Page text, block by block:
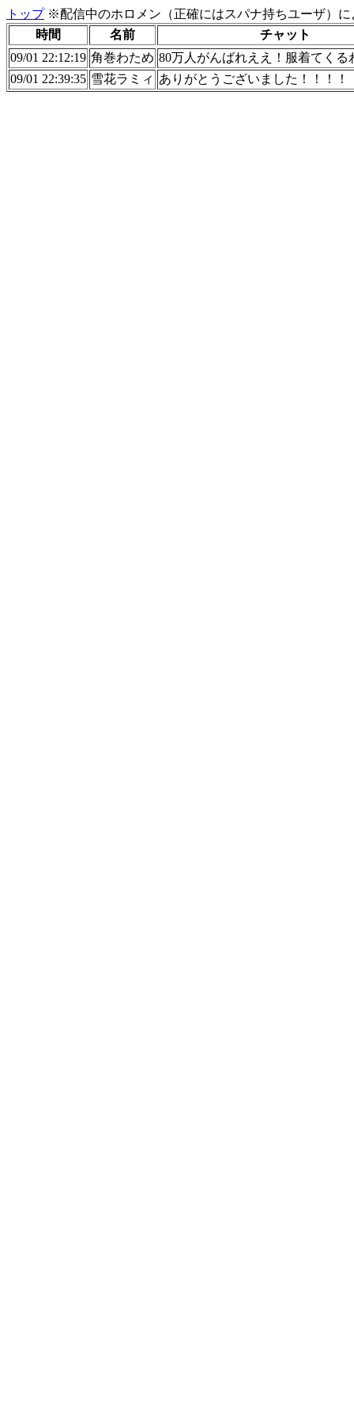
トップ※配信中のホロメン（正確にはスパナ持ちユーザ）
時間
名前
チャット
09/01 22:12:19 角巻わため 80万人がんばれええ！服着てくる
09/01 22:39:35 雪花ラミィ ありがとうございました！！！！